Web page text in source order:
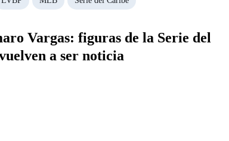
Vargas: figuras de la Serie del
a ser noticia